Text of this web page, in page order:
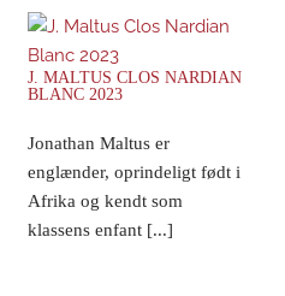
J. MALTUS CLOS NARDIAN
BLANC 2023
Jonathan Maltus er
englænder, oprindeligt født i
Afrika og kendt som
klassens enfant [...]